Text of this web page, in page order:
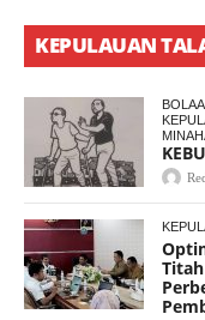
KEPULAUAN